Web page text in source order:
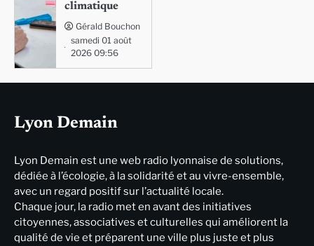
climatique
Gérald Bouchon
samedi 01 août
2026 09:56
Lyon Demain
Lyon Demain est une web radio lyonnaise de solutions,
dédiée à l’écologie, à la solidarité et au vivre-ensemble,
avec un regard positif sur l’actualité locale.
Chaque jour, la radio met en avant des initiatives
citoyennes, associatives et culturelles qui améliorent la
qualité de vie et préparent une ville plus juste et plus